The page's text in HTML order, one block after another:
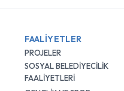
FAALİYETLER
PROJELER
SOSYAL BELEDİYECİLİK
FAALİYETLERİ